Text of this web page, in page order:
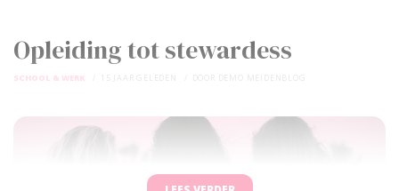
Opleiding tot stewardess
SCHOOL & WERK